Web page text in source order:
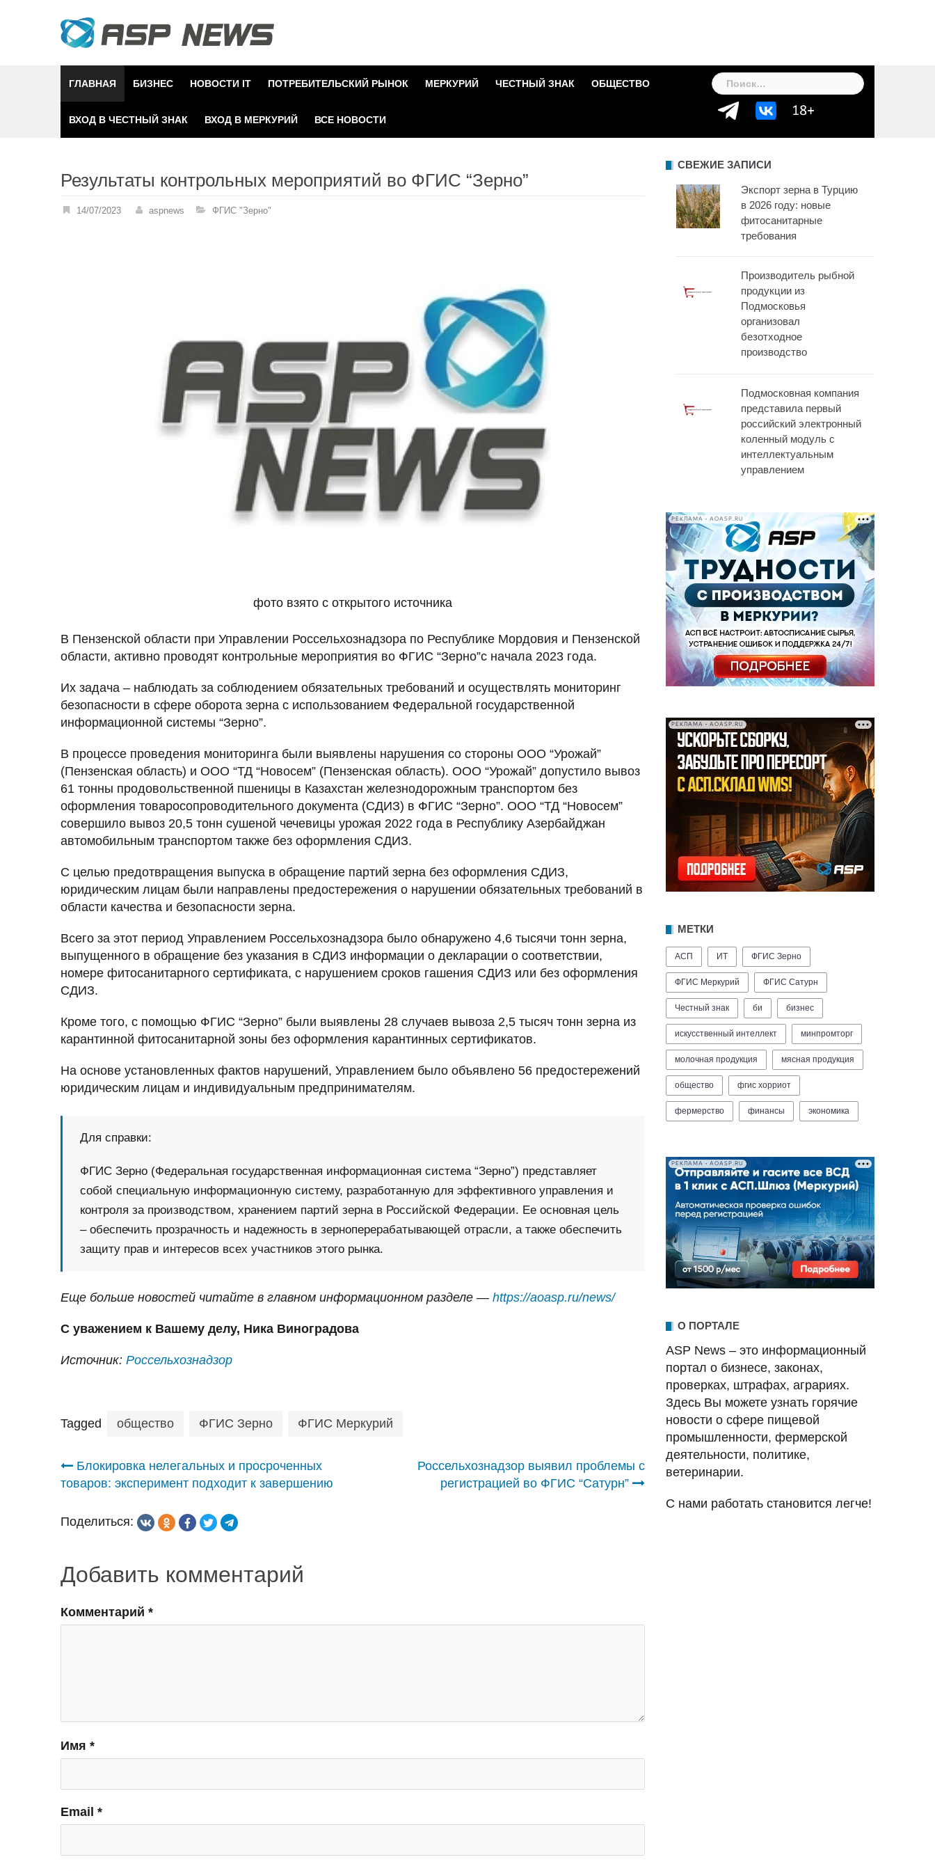
ГЛАВНАЯ БИЗНЕС НОВОСТИ IT ПОТРЕБИТЕЛЬСКИЙ РЫНОК МЕРКУРИЙ ЧЕСТНЫЙ ЗНАК ОБЩЕСТВО
ВХОД В ЧЕСТНЫЙ ЗНАК ВХОД В МЕРКУРИЙ ВСЕ НОВОСТИ
Найти:
Результаты контрольных мероприятий во ФГИС “Зерно”
14/07/2023 aspnews ФГИС "Зерно"
фото взято с открытого источника
В Пензенской области при Управлении Россельхознадзора по Республике Мордовия и Пензенской
области, активно проводят контрольные мероприятия во ФГИС “Зерно”с начала 2023 года.
Их задача – наблюдать за соблюдением обязательных требований и осуществлять мониторинг
безопасности в сфере оборота зерна с использованием Федеральной государственной
информационной системы “Зерно”.
В процессе проведения мониторинга были выявлены нарушения со стороны ООО “Урожай”
(Пензенская область) и ООО “ТД “Новосем” (Пензенская область). ООО “Урожай” допустило вывоз
61 тонны продовольственной пшеницы в Казахстан железнодорожным транспортом без
оформления товаросопроводительного документа (СДИЗ) в ФГИС “Зерно”. ООО “ТД “Новосем”
совершило вывоз 20,5 тонн сушеной чечевицы урожая 2022 года в Республику Азербайджан
автомобильным транспортом также без оформления СДИЗ.
С целью предотвращения выпуска в обращение партий зерна без оформления СДИЗ,
юридическим лицам были направлены предостережения о нарушении обязательных требований в
области качества и безопасности зерна.
Всего за этот период Управлением Россельхознадзора было обнаружено 4,6 тысячи тонн зерна,
выпущенного в обращение без указания в СДИЗ информации о декларации о соответствии,
номере фитосанитарного сертификата, с нарушением сроков гашения СДИЗ или без оформления
СДИЗ.
Кроме того, с помощью ФГИС “Зерно” были выявлены 28 случаев вывоза 2,5 тысяч тонн зерна из
карантинной фитосанитарной зоны без оформления карантинных сертификатов.
На основе установленных фактов нарушений, Управлением было объявлено 56 предостережений
юридическим лицам и индивидуальным предпринимателям.
Для справки:
ФГИС Зерно (Федеральная государственная информационная система “Зерно”) представляет
собой специальную информационную систему, разработанную для эффективного управления и
контроля за производством, хранением партий зерна в Российской Федерации. Ее основная цель
– обеспечить прозрачность и надежность в зерноперерабатывающей отрасли, а также обеспечить
защиту прав и интересов всех участников этого рынка.
Еще больше новостей читайте в главном информационном разделе — https://aoasp.ru/news/
С уважением к Вашему делу, Ника Виноградова
Источник: Россельхознадзор
Tagged общество ФГИС Зерно ФГИС Меркурий
Навигация
записям
Блокировка нелегальных и просроченных
товаров: эксперимент подходит к завершению
Россельхознадзор выявил проблемы с
регистрацией во ФГИС “Сатурн”
Поделиться:
Добавить комментарий
Комментарий *
Имя *
Email *
СВЕЖИЕ ЗАПИСИ
Экспорт зерна в Турцию
в 2026 году: новые
фитосанитарные
требования
Производитель рыбной
продукции из
Подмосковья
организовал
безотходное
производство
Подмосковная компания
представила первый
российский электронный
коленный модуль с
интеллектуальным
управлением
РЕКЛАМА • AOASP.RU
РЕКЛАМА • AOASP.RU
МЕТКИ
АСП ИТ ФГИС Зерно
ФГИС Меркурий ФГИС Сатурн
Честный знак би бизнес
искусственный интеллект минпромторг
молочная продукция мясная продукция
общество фгис хорриот
фермерство финансы экономика
РЕКЛАМА • AOASP.RU
О ПОРТАЛЕ
ASP News – это информационный
портал о бизнесе, законах,
проверках, штрафах, аграриях.
Здесь Вы можете узнать горячие
новости о сфере пищевой
промышленности, фермерской
деятельности, политике,
ветеринарии.
С нами работать становится легче!